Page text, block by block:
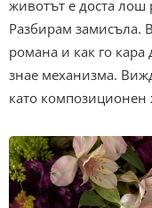
животът е доста лош
Разбирам замисъла.
романа и как го кара
знае механизма.
като композиционен